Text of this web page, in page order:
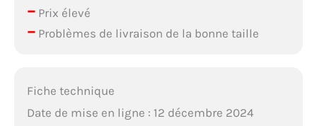
–Prix élevé
–Problèmes de livraison de la bonne taille
Fiche technique
Date de mise en ligne : 12 décembre 2024